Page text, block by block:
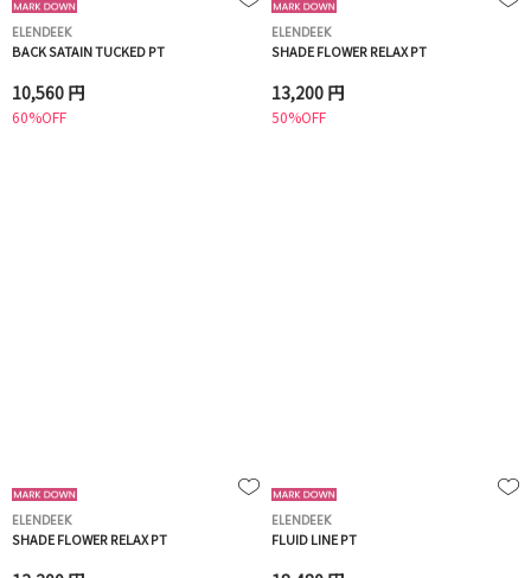
ELENDEEK
BACK SATAIN TUCKED PT
10,560 円
60%OFF
ELENDEEK
SHADE FLOWER RELAX PT
13,200 円
50%OFF
ELENDEEK
SHADE FLOWER RELAX PT
ELENDEEK
FLUID LINE PT